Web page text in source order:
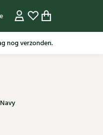
sale artikelen.